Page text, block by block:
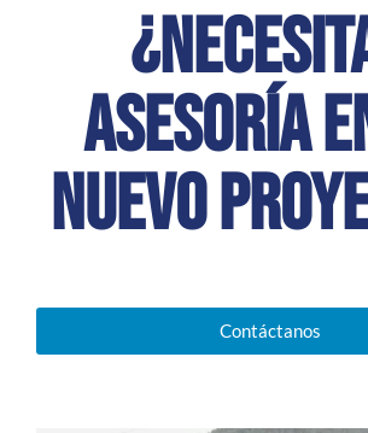
asesoría
nuevo
Contáctanos